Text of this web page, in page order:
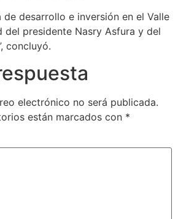
de desarrollo e inversión en el Valle
del presidente Nasry Asfura y del
concluyó.
electrónico no será publicada.
están marcados con *